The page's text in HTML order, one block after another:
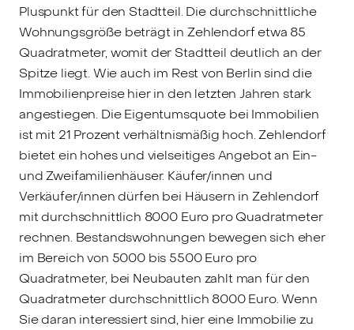
Pluspunkt für den Stadtteil. Die durchschnittliche
Wohnungsgröße beträgt in Zehlendorf etwa 85
Quadratmeter, womit der Stadtteil deutlich an der
Spitze liegt. Wie auch im Rest von Berlin sind die
Immobilienpreise hier in den letzten Jahren stark
angestiegen. Die Eigentumsquote bei Immobilien
ist mit 21 Prozent verhältnismäßig hoch. Zehlendorf
bietet ein hohes und vielseitiges Angebot an Ein-
und Zweifamilienhäuser. Käufer/innen und
Verkäufer/innen dürfen bei Häusern in Zehlendorf
mit durchschnittlich 8000 Euro pro Quadratmeter
rechnen. Bestandswohnungen bewegen sich eher
im Bereich von 5000 bis 5500 Euro pro
Quadratmeter, bei Neubauten zahlt man für den
Quadratmeter durchschnittlich 8000 Euro. Wenn
Sie daran interessiert sind, hier eine Immobilie zu